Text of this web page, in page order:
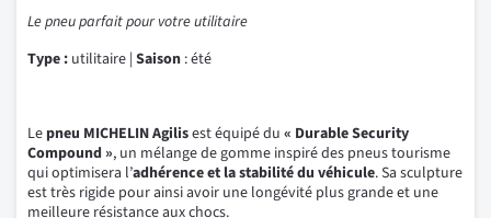
Le pneu parfait pour votre utilitaire
Type : utilitaire | Saison : été
Le pneu MICHELIN Agilisest équipé du « Durable Security
Compound », un mélange de gomme inspiré des pneus tourisme
qui optimisera l’adhérence et la stabilité du véhicule. Sa sculpture
est très rigide pour ainsi avoir une longévité plus grande et une
meilleure résistance aux chocs.